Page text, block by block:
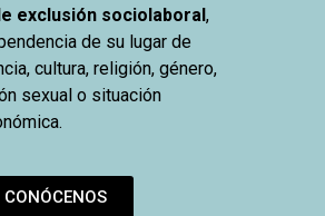
exclusión sociolaboral,
de su lugar de
cultura, religión, género,
sexual o situación
CONÓCENOS